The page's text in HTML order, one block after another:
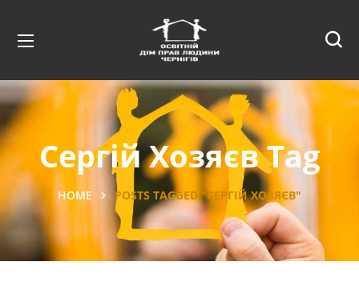
Сергій Хозяєв Tag
HOME POSTS TAGGED "СЕРГІЙ ХОЗЯЄВ"